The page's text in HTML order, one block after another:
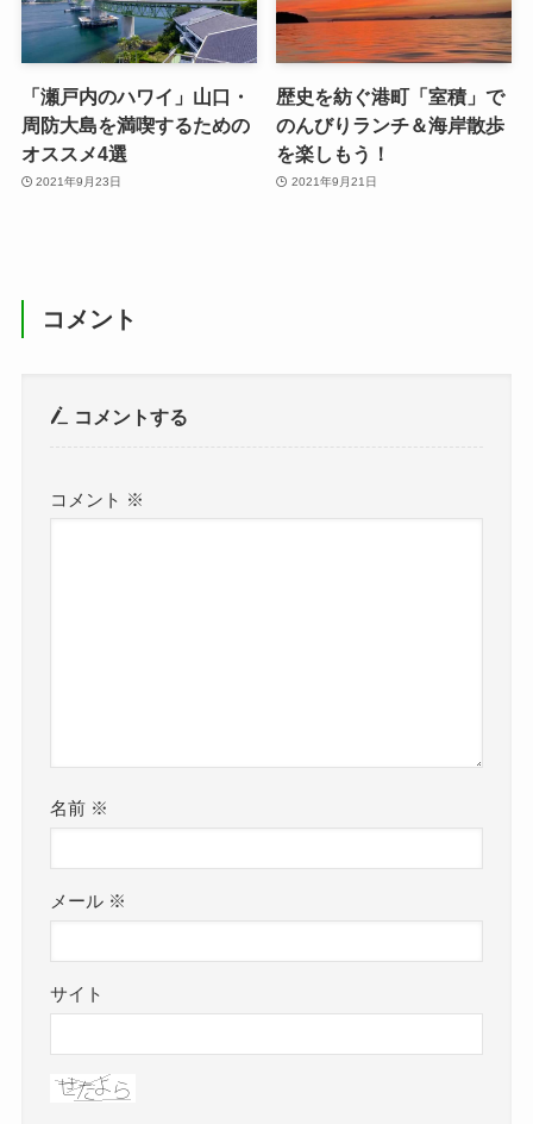
「瀬戸内のハワイ」山口・
周防大島を満喫するための
オススメ4選
2021年9月23日
歴史を紡ぐ港町「室積」で
のんびりランチ＆海岸散歩
を楽しもう！
2021年9月21日
コメント
コメントする
コメント ※
名前 ※
メール ※
サイト